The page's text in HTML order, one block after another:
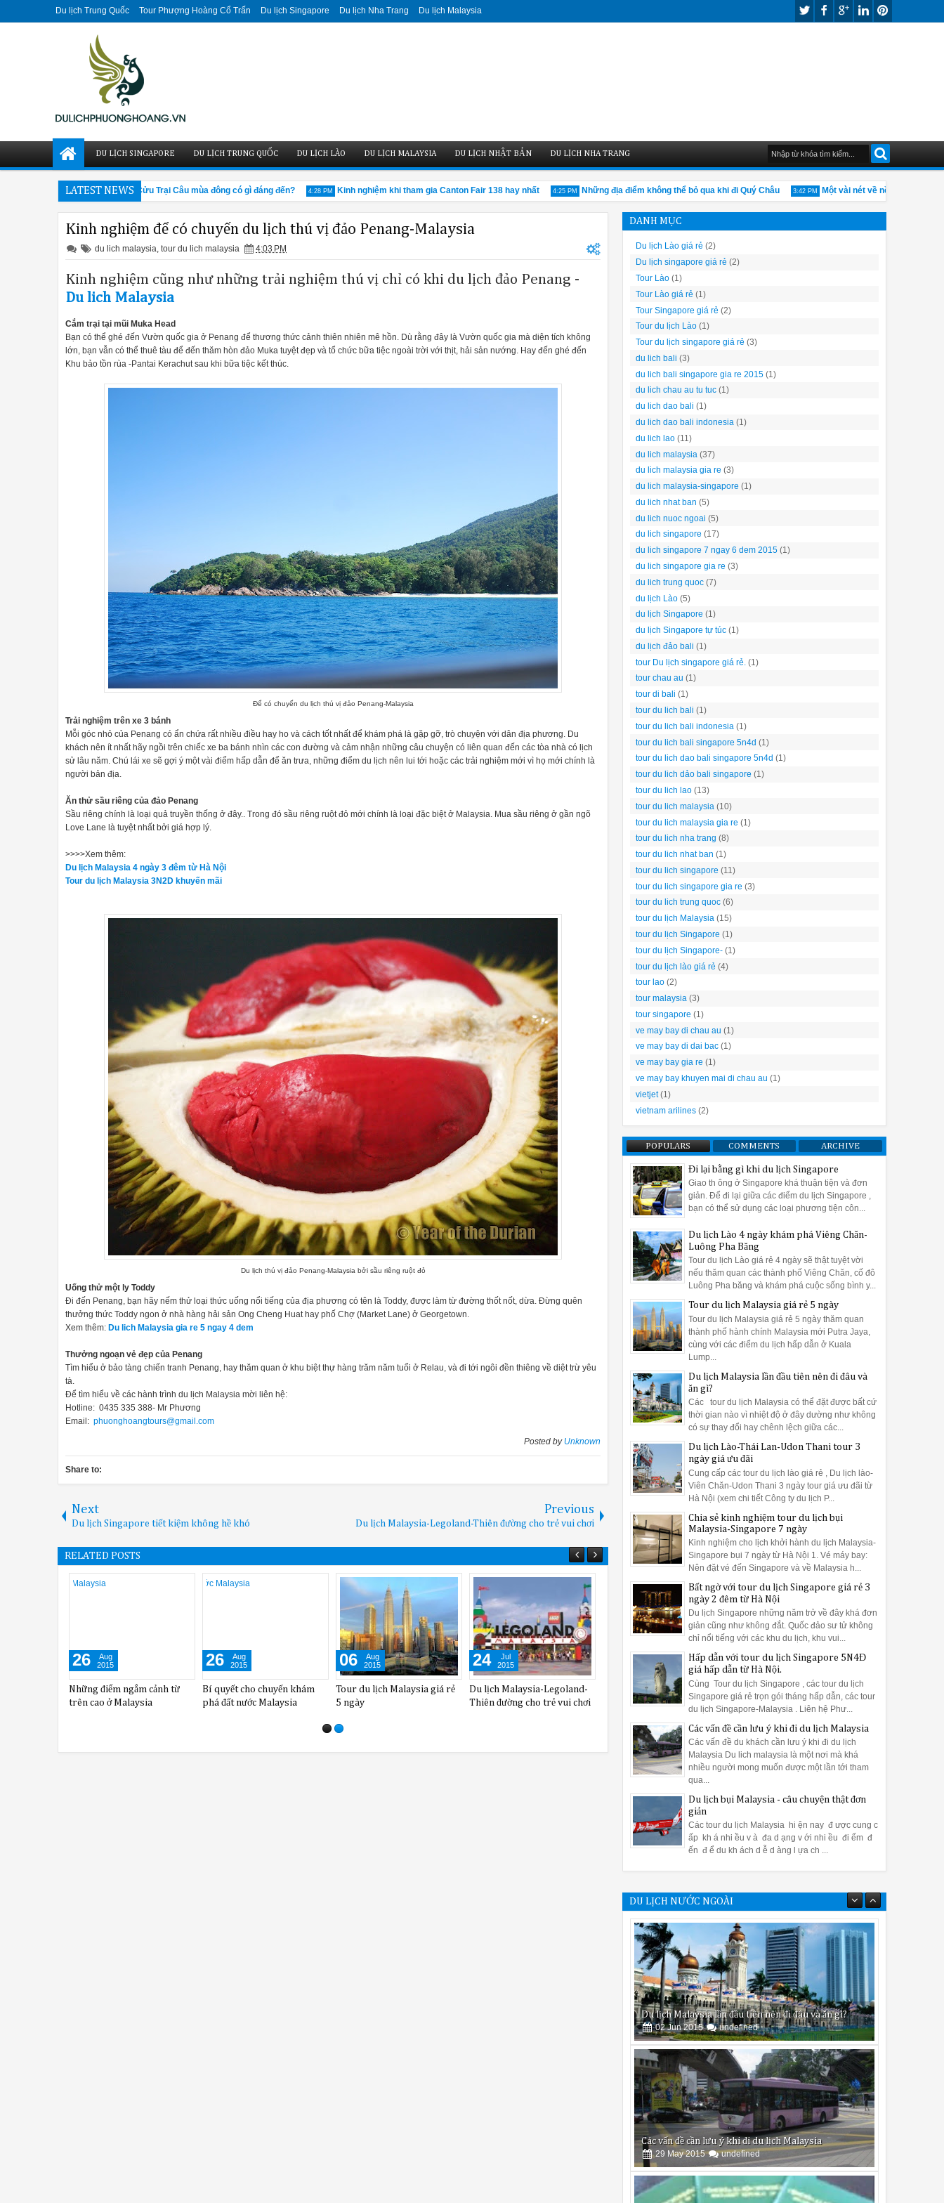
Du lịch Trung Quốc Tour Phượng Hoàng Cổ Trấn Du lịch Singapore Du lịch Nha Trang Du lịch Malaysia
DU LỊCH SINGAPORE DU LỊCH TRUNG QUỐC DU LỊCH LÀO DU LỊCH MALAYSIA DU LỊCH NHẬT BẢN DU LỊCH NHA TRANG
LATEST NEWS
ấn tượng, nổi bật 3:42 PM Cửu Trại Câu mùa đông có gì đáng đến? 4:28 PM Kinh nghiệm khi tham gia Canton Fair 138 hay nhất 4:25 PM Những địa điểm không thể bỏ qua khi đi Quý Châu 3:42 PM Một vài nét về nền kinh tế của
Kinh nghiệm để có chuyến du lịch thú vị đảo Penang-Malaysia
du lich malaysia, tour du lich malaysia 4:03 PM
Kinh nghiệm cũng như những trải nghiệm thú vị chỉ có khi du lịch đảo Penang -
Du lich Malaysia
Cắm trại tại mũi Muka Head
Bạn có thể ghé đến Vườn quốc gia ở Penang để thương thức cảnh thiên nhiên mê hồn. Dù rằng đây là Vườn quốc gia mà diện tích không
lớn, bạn vẫn có thể thuê tàu để đến thăm hòn đảo Muka tuyệt đẹp và tổ chức bữa tiệc ngoài trời với thịt, hải sản nướng. Hay đến ghé đến
Khu bảo tồn rùa -Pantai Kerachut sau khi bữa tiệc kết thúc.
Để có chuyến du lịch thú vị đảo Penang-Malaysia
Trải nghiệm trên xe 3 bánh
Mỗi góc nhỏ của Penang có ẩn chứa rất nhiều điều hay ho và cách tốt nhất để khám phá là gặp gỡ, trò chuyện với dân địa phương. Du
khách nên ít nhất hãy ngồi trên chiếc xe ba bánh nhìn các con đường và cảm nhận những câu chuyện có liên quan đến các tòa nhà có lịch
sử lâu năm. Chú lái xe sẽ gợi ý một vài điểm hấp dẫn để ăn trưa, những điểm du lịch nên lui tới hoặc các trải nghiệm mới vì họ mới chính là
người bản địa.
Ăn thử sầu riêng của đảo Penang
Sầu riêng chính là loại quả truyền thống ở đây.. Trong đó sầu riêng ruột đỏ mới chính là loại đặc biệt ở Malaysia. Mua sầu riêng ở gần ngõ
Love Lane là tuyệt nhất bởi giá hợp lý.
>>>>Xem thêm:
Du lịch Malaysia 4 ngày 3 đêm từ Hà Nội
Tour du lịch Malaysia 3N2D khuyến mãi
Du lịch thú vị đảo Penang-Malaysia bởi sầu riêng ruột đỏ
Uống thử một ly Toddy
Đi đến Penang, bạn hãy nếm thử loại thức uống nổi tiếng của địa phương có tên là Toddy, được làm từ đường thốt nốt, dừa. Đừng quên
thưởng thức Toddy ngon ở nhà hàng hải sản Ong Cheng Huat hay phố Chợ (Market Lane) ở Georgetown.
Xem thêm: Du lich Malaysia gia re 5 ngay 4 dem
Thưởng ngoạn vẻ đẹp của Penang
Tìm hiểu ở bảo tàng chiến tranh Penang, hay thăm quan ở khu biệt thự hàng trăm năm tuổi ở Relau, và đi tới ngôi đền thiêng về diệt trừ yêu
tà.
Để tìm hiểu về các hành trình du lịch Malaysia mời liên hệ:
Hotline: 0435 335 388- Mr Phương
Email: phuonghoangtours@gmail.com
Posted by Unknown
Share to:
Next
Du lịch Singapore tiết kiệm không hề khó
Previous
Du lịch Malaysia-Legoland-Thiên đường cho trẻ vui chơi
RELATED POSTS
Melaka cổ kính - Hồng Thành
của Malaysia
04
Sep
2015
Tránh rét ở biển nhân tạo lớn
nhất thế giới tại Malaysia
04
Sep
2015
Tour malaysia giá rẻ: Đi chơi
ở đâu trên đảo đại bàng
04
Sep
2015
Các hãng đi chơi xa giảm
mạnh giá Tour malaysia giá
28
Aug
2015
Những điểm ngắm cảnh từ
trên cao ở Malaysia
Aug
Bí quyết cho chuyến khám
phá đất nước Malaysia
26
Aug
2015
DANH MỤC
Du lịch Lào giá rẻ (2)
Du lịch singapore giá rẻ (2)
Tour Lào (1)
Tour Lào giá rẻ (1)
Tour Singapore giá rẻ (2)
Tour du lịch Lào (1)
Tour du lịch singapore giá rẻ (3)
du lich bali (3)
du lich bali singapore gia re 2015 (1)
du lich chau au tu tuc (1)
du lich dao bali (1)
du lich dao bali indonesia (1)
du lich lao (11)
du lich malaysia (37)
du lich malaysia gia re (3)
du lich malaysia-singapore (1)
du lich nhat ban (5)
du lich nuoc ngoai (5)
du lich singapore (17)
du lich singapore 7 ngay 6 dem 2015 (1)
du lich singapore gia re (3)
du lich trung quoc (7)
du lịch Lào (5)
du lịch Singapore (1)
du lịch Singapore tự túc (1)
du lịch đảo bali (1)
tour Du lịch singapore giá rẻ. (1)
tour chau au (1)
tour di bali (1)
tour du lich bali (1)
tour du lich bali indonesia (1)
tour du lich bali singapore 5n4d (1)
tour du lich dao bali singapore 5n4d (1)
tour du lich dảo bali singapore (1)
tour du lich lao (13)
tour du lich malaysia (10)
tour du lich malaysia gia re (1)
tour du lich nha trang (8)
tour du lich nhat ban (1)
tour du lich singapore (11)
tour du lich singapore gia re (3)
tour du lich trung quoc (6)
tour du lịch Malaysia (15)
tour du lịch Singapore (1)
tour du lịch Singapore- (1)
tour du lịch lào giá rẻ (4)
tour lao (2)
tour malaysia (3)
tour singapore (1)
ve may bay di chau au (1)
ve may bay di dai bac (1)
ve may bay gia re (1)
ve may bay khuyen mai di chau au (1)
vietjet (1)
vietnam arilines (2)
POPULARS COMMENTS ARCHIVE
Đi lại bằng gì khi du lịch Singapore
Giao th ông ở Singapore khá thuận tiện và đơn
giản. Để đi lại giữa các điểm du lịch Singapore ,
bạn có thể sử dụng các loại phương tiện côn...
Du lịch Lào 4 ngày khám phá Viêng Chăn-
Luông Pha Băng
Tour du lịch Lào giá rẻ 4 ngày sẽ thật tuyệt vời
nếu thăm quan các thành phố Viêng Chăn, cố đô
Luông Pha băng và khám phá cuộc sống bình y...
Tour du lịch Malaysia giá rẻ 5 ngày
Tour du lịch Malaysia giá rẻ 5 ngày thăm quan
thành phố hành chính Malaysia mới Putra Jaya,
cùng với các điểm du lịch hấp dẫn ở Kuala
Lump...
Du lịch Malaysia lần đầu tiên nên đi đâu và
ăn gì?
Các tour du lịch Malaysia có thể đặt được bất cứ
thời gian nào vì nhiệt độ ở đây dường như không
có sự thay đổi hay chênh lệch giữa các...
Du lịch Lào-Thái Lan-Udon Thani tour 3
ngày giá ưu đãi
Cung cấp các tour du lịch lào giá rẻ , Du lịch lào-
Viên Chăn-Udon Thani 3 ngày tour giá ưu đãi từ
Hà Nội (xem chi tiết Công ty du lịch P...
Chia sẻ kinh nghiệm tour du lịch bụi
Malaysia-Singapore 7 ngày
Kinh nghiệm cho lịch khởi hành du lịch Malaysia-
Singapore bụi 7 ngày từ Hà Nội 1. Vé máy bay:
Nên đặt vé đến Singapore và về Malaysia h...
Bất ngờ với tour du lịch Singapore giá rẻ 3
ngày 2 đêm từ Hà Nội
Du lịch Singapore những năm trở về đây khá đơn
giản cũng như không đắt. Quốc đảo sư tử không
chỉ nổi tiếng với các khu du lịch, khu vui...
Hấp dẫn với tour du lịch Singapore 5N4Đ
giá hấp dẫn từ Hà Nội.
Cùng Tour du lịch Singapore , các tour du lịch
Singapore giá rẻ trọn gói tháng hấp dẫn, các tour
du lịch Singapore-Malaysia . Liên hệ Phư...
Các vấn đề cần lưu ý khi đi du lịch Malaysia
Các vấn đề du khách cần lưu ý khi đi du lịch
Malaysia Du lich malaysia là một nơi mà khá
nhiều người mong muốn được một lần tới tham
qua...
Du lịch bụi Malaysia - câu chuyện thật đơn
giản
Các tour du lịch Malaysia hi ện nay đ ược cung c
ấp kh á nhi ều v à đa d ạng v ới nhi ều đi ểm đ
ến đ ể du kh ách d ễ d àng l ựa ch ...
DU LỊCH NƯỚC NGOÀI
Du lịch Malaysia lần đầu tiên nên đi đâu và ăn gì?
02 Jun 2015 undefined
Các vấn đề cần lưu ý khi đi du lịch Malaysia
29 May 2015 undefined